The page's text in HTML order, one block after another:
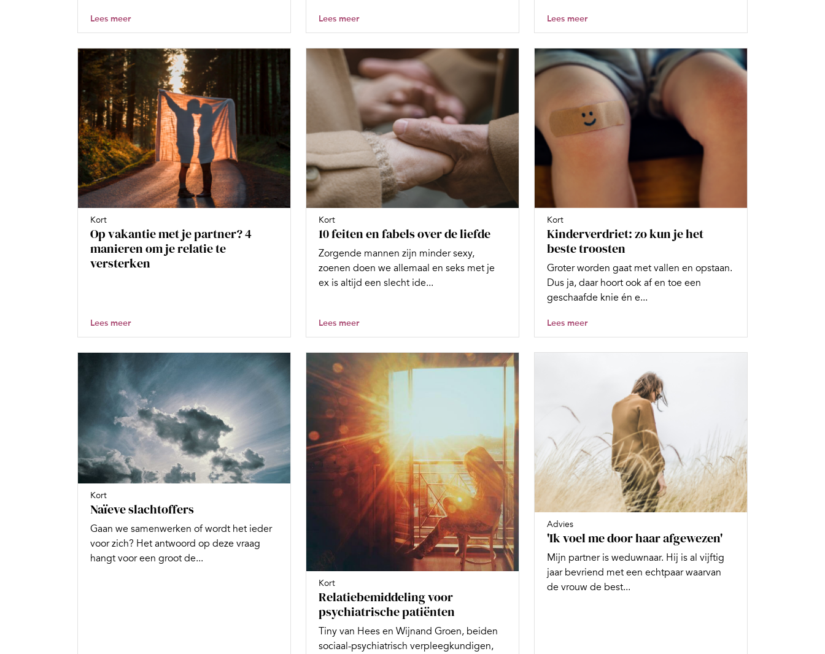
Lees meer Lees meer Lees meer
Kort
Op vakantie met je partner? 4
manieren om je relatie te
versterken
Lees meer
Kort
10 feiten en fabels over de liefde
Zorgende mannen zijn minder sexy,
zoenen doen we allemaal en seks met je
ex is altijd een slecht ide...
Lees meer
Kort
Kinderverdriet: zo kun je het
beste troosten
Groter worden gaat met vallen en opstaan.
Dus ja, daar hoort ook af en toe een
geschaafde knie én e...
Lees meer
Kort
Naïeve slachtoffers
Gaan we samenwerken of wordt het ieder
voor zich? Het antwoord op deze vraag
hangt voor een groot de...
Kort
Relatiebemiddeling voor
psychiatrische patiënten
Tiny van Hees en Wijnand Groen, beiden
sociaal-psychiatrisch verpleegkundigen,
Advies
'Ik voel me door haar afgewezen'
Mijn partner is weduwnaar. Hij is al vijftig
jaar bevriend met een echtpaar waarvan
de vrouw de best...